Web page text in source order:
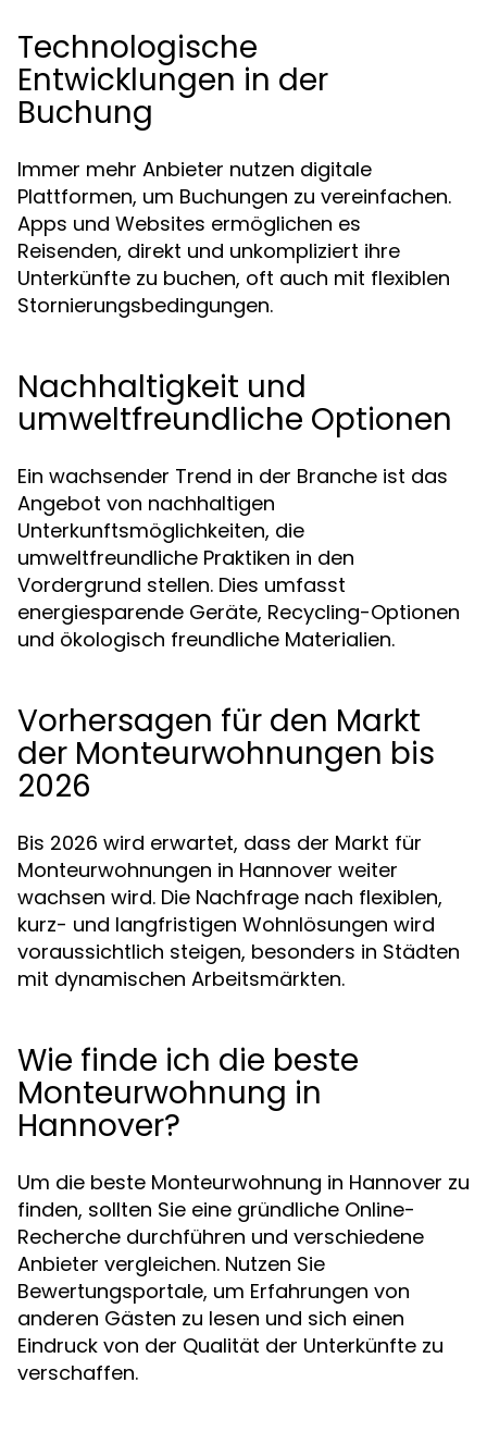
Technologische
Entwicklungen in der
Buchung
Immer mehr Anbieter nutzen digitale
Plattformen, um Buchungen zu vereinfachen.
Apps und Websites ermöglichen es
Reisenden, direkt und unkompliziert ihre
Unterkünfte zu buchen, oft auch mit flexiblen
Stornierungsbedingungen.
Nachhaltigkeit und
umweltfreundliche Optionen
Ein wachsender Trend in der Branche ist das
Angebot von nachhaltigen
Unterkunftsmöglichkeiten, die
umweltfreundliche Praktiken in den
Vordergrund stellen. Dies umfasst
energiesparende Geräte, Recycling-Optionen
und ökologisch freundliche Materialien.
Vorhersagen für den Markt
der Monteurwohnungen bis
2026
Bis 2026 wird erwartet, dass der Markt für
Monteurwohnungen in Hannover weiter
wachsen wird. Die Nachfrage nach flexiblen,
kurz- und langfristigen Wohnlösungen wird
voraussichtlich steigen, besonders in Städten
mit dynamischen Arbeitsmärkten.
Wie finde ich die beste
Monteurwohnung in
Hannover?
Um die beste Monteurwohnung in Hannover zu
finden, sollten Sie eine gründliche Online-
Recherche durchführen und verschiedene
Anbieter vergleichen. Nutzen Sie
Bewertungsportale, um Erfahrungen von
anderen Gästen zu lesen und sich einen
Eindruck von der Qualität der Unterkünfte zu
verschaffen.